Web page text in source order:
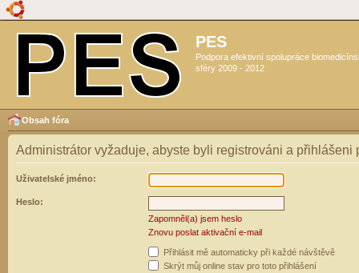
PES
Podpora efektivní spolupráce
sféry 2009 - 2012
Obsah fóra
Administrátor vyžaduje, abyste byli registrováni a přihlášeni
Uživatelské jméno:
Heslo:
Zapomněl(a) jsem heslo
Znovu poslat aktivační e-mail
Přihlásit mě automaticky při každé návštěvě
Skrýt můj online stav pro toto přihlášení